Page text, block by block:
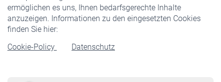
ermöglichen es uns, Ihnen bedarfsgerechte Inhalte
anzuzeigen. Informationen zu den eingesetzten Cookies
finden Sie hier:
Cookie-Policy
Datenschutz
Rentner
Rentenbeginn
Rente beantragen